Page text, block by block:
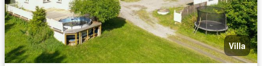
Villa